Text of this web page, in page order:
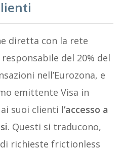
diretta con la rete
del 20% del
nell’Eurozona, e
emittente Visa in
suoi clienti l’accesso a
. Questi si traducono,
richieste frictionless